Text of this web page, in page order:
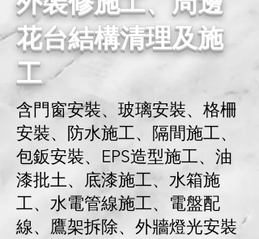
花台結構清理及施
工
含門窗安裝、玻璃安裝、格柵
安裝、防水施工、隔間施工、
包鈑安裝、EPS造型施工、油
漆批土、底漆施工、水箱施
工、水電管線施工、電盤配
線、鷹架拆除、外牆燈光安裝